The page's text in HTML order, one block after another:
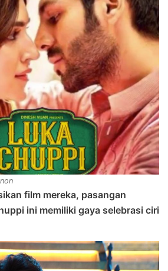
film mereka, pasangan
ini memiliki gaya selebrasi ciri